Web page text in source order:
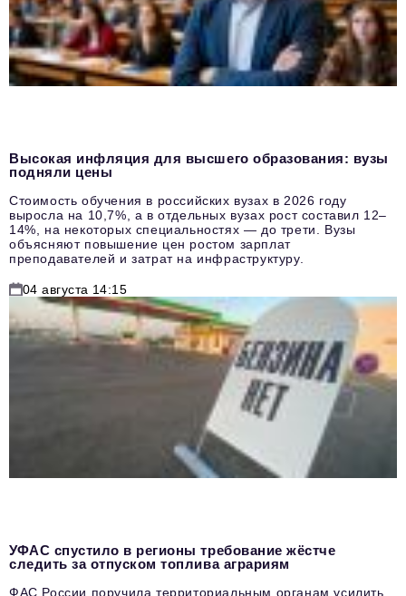
Высокая инфляция для высшего образования: вузы
подняли цены
Стоимость обучения в российских вузах в 2026 году
выросла на 10,7%, а в отдельных вузах рост составил 12–
14%, на некоторых специальностях — до трети. Вузы
объясняют повышение цен ростом зарплат
преподавателей и затрат на инфраструктуру.
04 августа 14:15
УФАС спустило в регионы требование жёстче
следить за отпуском топлива аграриям
ФАС России поручила территориальным органам усилить